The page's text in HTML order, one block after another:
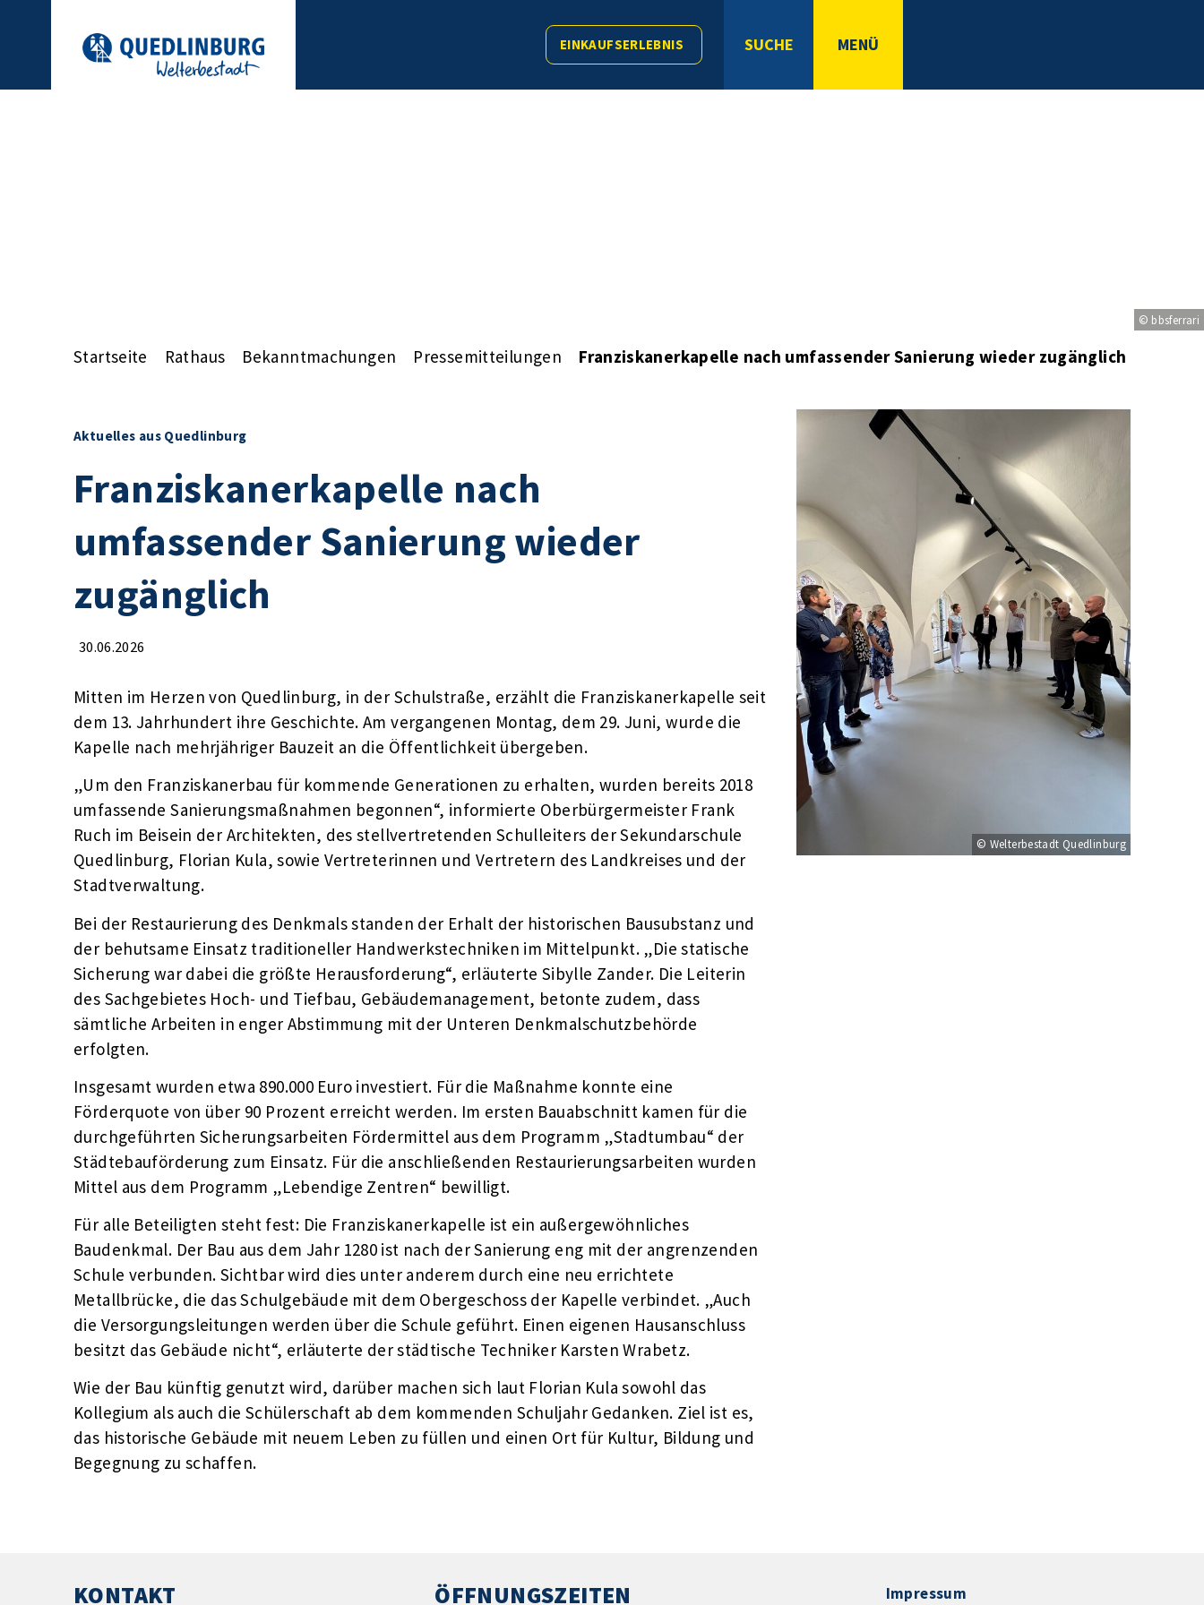
EINKAUFSERLEBNIS SUCHE MENÜ
© bbsferrari
Startseite Rathaus Bekanntmachungen Pressemitteilungen Franziskanerkapelle nach umfassender Sanierung wieder zugänglich
Aktuelles aus Quedlinburg
Franziskanerkapelle nach
umfassender Sanierung wieder
zugänglich
30.06.2026
Mitten im Herzen von Quedlinburg, in der Schulstraße, erzählt die Franziskanerkapelle seit
dem 13. Jahrhundert ihre Geschichte. Am vergangenen Montag, dem 29. Juni, wurde die
Kapelle nach mehrjähriger Bauzeit an die Öffentlichkeit übergeben.
„Um den Franziskanerbau für kommende Generationen zu erhalten, wurden bereits 2018
umfassende Sanierungsmaßnahmen begonnen“, informierte Oberbürgermeister Frank
Ruch im Beisein der Architekten, des stellvertretenden Schulleiters der Sekundarschule
Quedlinburg, Florian Kula, sowie Vertreterinnen und Vertretern des Landkreises und der
Stadtverwaltung.
Bei der Restaurierung des Denkmals standen der Erhalt der historischen Bausubstanz und
der behutsame Einsatz traditioneller Handwerkstechniken im Mittelpunkt. „Die statische
Sicherung war dabei die größte Herausforderung“, erläuterte Sibylle Zander. Die Leiterin
des Sachgebietes Hoch- und Tiefbau, Gebäudemanagement, betonte zudem, dass
sämtliche Arbeiten in enger Abstimmung mit der Unteren Denkmalschutzbehörde
erfolgten.
Insgesamt wurden etwa 890.000 Euro investiert. Für die Maßnahme konnte eine
Förderquote von über 90 Prozent erreicht werden. Im ersten Bauabschnitt kamen für die
durchgeführten Sicherungsarbeiten Fördermittel aus dem Programm „Stadtumbau“ der
Städtebauförderung zum Einsatz. Für die anschließenden Restaurierungsarbeiten wurden
Mittel aus dem Programm „Lebendige Zentren“ bewilligt.
Für alle Beteiligten steht fest: Die Franziskanerkapelle ist ein außergewöhnliches
Baudenkmal. Der Bau aus dem Jahr 1280 ist nach der Sanierung eng mit der angrenzenden
Schule verbunden. Sichtbar wird dies unter anderem durch eine neu errichtete
Metallbrücke, die das Schulgebäude mit dem Obergeschoss der Kapelle verbindet. „Auch
die Versorgungsleitungen werden über die Schule geführt. Einen eigenen Hausanschluss
besitzt das Gebäude nicht“, erläuterte der städtische Techniker Karsten Wrabetz.
Wie der Bau künftig genutzt wird, darüber machen sich laut Florian Kula sowohl das
Kollegium als auch die Schülerschaft ab dem kommenden Schuljahr Gedanken. Ziel ist es,
das historische Gebäude mit neuem Leben zu füllen und einen Ort für Kultur, Bildung und
Begegnung zu schaffen.
© Welterbestadt Quedlinburg
KONTAKT ÖFFNUNGSZEITEN Impressum